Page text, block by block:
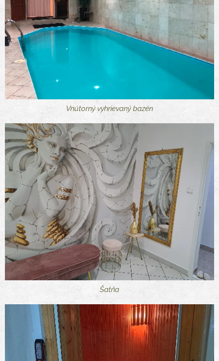
Vnútorný vyhrievaný bazén
Šatňa